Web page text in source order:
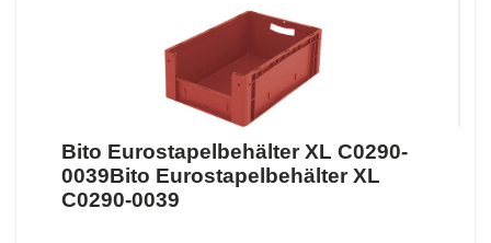
Bito Eurostapelbehälter XL C0290-
0039Bito Eurostapelbehälter XL
C0290-0039